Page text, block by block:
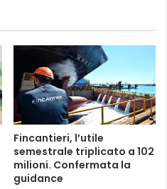
Fincantieri, l’utile
semestrale triplicato a 102
milioni. Confermata la
guidance